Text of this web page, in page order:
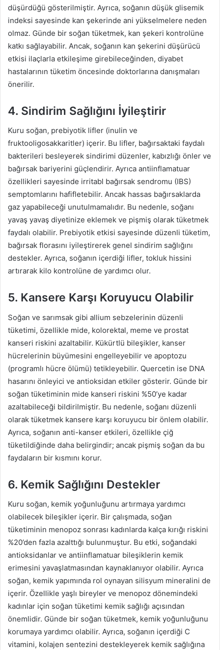
düşürdüğü gösterilmiştir. Ayrıca, soğanın düşük glisemik
indeksi sayesinde kan şekerinde ani yükselmelere neden
olmaz. Günde bir soğan tüketmek, kan şekeri kontrolüne
katkı sağlayabilir. Ancak, soğanın kan şekerini düşürücü
etkisi ilaçlarla etkileşime girebileceğinden, diyabet
hastalarının tüketim öncesinde doktorlarına danışmaları
önerilir.
4. Sindirim Sağlığını İyileştirir
Kuru soğan, prebiyotik lifler (inulin ve
fruktooligosakkaritler) içerir. Bu lifler, bağırsaktaki faydalı
bakterileri besleyerek sindirimi düzenler, kabızlığı önler ve
bağırsak bariyerini güçlendirir. Ayrıca antiinflamatuar
özellikleri sayesinde irritabl bağırsak sendromu (IBS)
semptomlarını hafifletebilir. Ancak hassas bağırsaklarda
gaz yapabileceği unutulmamalıdır. Bu nedenle, soğanı
yavaş yavaş diyetinize eklemek ve pişmiş olarak tüketmek
faydalı olabilir. Prebiyotik etkisi sayesinde düzenli tüketim,
bağırsak florasını iyileştirerek genel sindirim sağlığını
destekler. Ayrıca, soğanın içerdiği lifler, tokluk hissini
artırarak kilo kontrolüne de yardımcı olur.
5. Kansere Karşı Koruyucu Olabilir
Soğan ve sarımsak gibi allium sebzelerinin düzenli
tüketimi, özellikle mide, kolorektal, meme ve prostat
kanseri riskini azaltabilir. Kükürtlü bileşikler, kanser
hücrelerinin büyümesini engelleyebilir ve apoptozu
(programlı hücre ölümü) tetikleyebilir. Quercetin ise DNA
hasarını önleyici ve antioksidan etkiler gösterir. Günde bir
soğan tüketiminin mide kanseri riskini %50’ye kadar
azaltabileceği bildirilmiştir. Bu nedenle, soğanı düzenli
olarak tüketmek kansere karşı koruyucu bir önlem olabilir.
Ayrıca, soğanın anti-kanser etkileri, özellikle çiğ
tüketildiğinde daha belirgindir; ancak pişmiş soğan da bu
faydaların bir kısmını korur.
6. Kemik Sağlığını Destekler
Kuru soğan, kemik yoğunluğunu artırmaya yardımcı
olabilecek bileşikler içerir. Bir çalışmada, soğan
tüketiminin menopoz sonrası kadınlarda kalça kırığı riskini
%20’den fazla azalttığı bulunmuştur. Bu etki, soğandaki
antioksidanlar ve antiinflamatuar bileşiklerin kemik
erimesini yavaşlatmasından kaynaklanıyor olabilir. Ayrıca
soğan, kemik yapımında rol oynayan silisyum mineralini de
içerir. Özellikle yaşlı bireyler ve menopoz dönemindeki
kadınlar için soğan tüketimi kemik sağlığı açısından
önemlidir. Günde bir soğan tüketmek, kemik yoğunluğunu
korumaya yardımcı olabilir. Ayrıca, soğanın içerdiği C
vitamini, kolajen sentezini destekleyerek kemik sağlığına